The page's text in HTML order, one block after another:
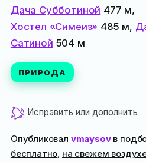
Дача Субботиной 477 м,
Хостел «Симеиз» 485 м,
Сатиной 504 м
ПРИРОДА
Исправить или дополнить
Опубликовал vmaysovв
бесплатно, на свежем